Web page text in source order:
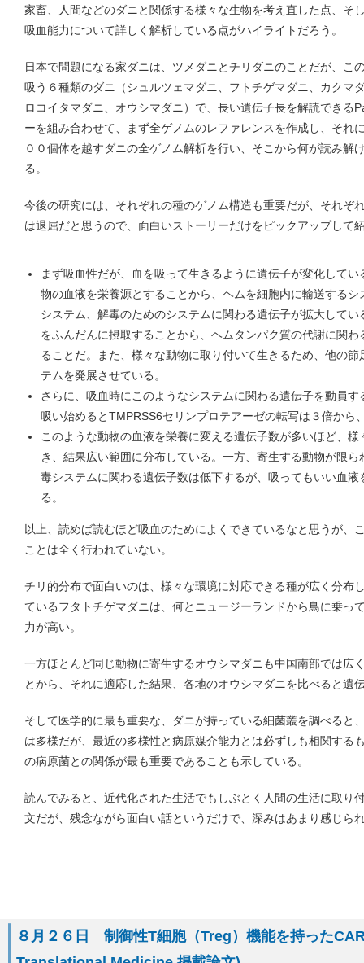
家畜、人間などのダニと関係する様々な生物を考え直した点、そ
吸血能力について詳しく解析している点がハイライトだろう。
日本で問題になる家ダニは、ツメダニとチリダニのことだが、こ
吸う６種類のダニ（シュルツェマダニ、フトチゲマダニ、カクマ
ロコイタマダニ、オウシマダニ）で、長い遺伝子長を解読できる
ーを組み合わせて、まず全ゲノムのレファレンスを作成し、それ
００個体を越すダニの全ゲノム解析を行い、そこから何が読み解
る。
今後の研究には、それぞれの種のゲノム構造も重要だが、それぞ
は退屈だと思うので、面白いストーリーだけをピックアップして
まず吸血性だが、血を吸って生きるように遺伝子が変化して
物の血液を栄養源とすることから、ヘムを細胞内に輸送する
システム、解毒のためのシステムに関わる遺伝子が拡大して
をふんだんに摂取することから、ヘムタンパク質の代謝に関
ることだ。また、様々な動物に取り付いて生きるため、他の
テムを発展させている。
さらに、吸血時にこのようなシステムに関わる遺伝子を動員
吸い始めるとTMPRSS6セリンプロテアーゼの転写は３倍から
このような動物の血液を栄養に変える遺伝子数が多いほど、
き、結果広い範囲に分布している。一方、寄生する動物が限
毒システムに関わる遺伝子数は低下するが、吸ってもいい血
る。
以上、読めば読むほど吸血のためによくできているなと思うが、
ことは全く行われていない。
チリ的分布で面白いのは、様々な環境に対応できる種が広く分布
ているフタトチゲマダニは、何とニュージーランドから鳥に乗っ
力が高い。
一方ほとんど同じ動物に寄生するオウシマダニも中国南部では広
とから、それに適応した結果、各地のオウシマダニを比べると遺
そして医学的に最も重要な、ダニが持っている細菌叢を調べると
は多様だが、最近の多様性と病原媒介能力とは必ずしも相関する
の病原菌との関係が最も重要であることも示している。
読んでみると、近代化された生活でもしぶとく人間の生活に取り
文だが、残念ながら面白い話というだけで、深みはあまり感じら
８月２６日 制御性T細胞（Treg）機能を持った